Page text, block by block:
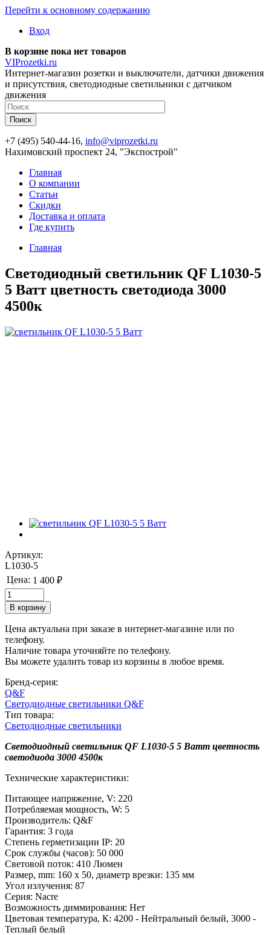
Перейти к основному содержанию
Вход
В корзине пока нет товаров
VIProzetki.ru
Интернет-магазин розетки и выключатели, датчики движения
и присутствия, светодиодные светильники с датчиком
движения
+7 (495) 540-44-16, info@viprozetki.ru
Нахимовский проспект 24, "Экспострой"
Главная
О компании
Статьи
Скидки
Доставка и оплата
Где купить
Главная
Светодиодный светильник QF L1030-5
5 Ватт цветность светодиода 3000
4500к
Артикул:
L1030-5
Цена: 1 400 ₽
Цена актуальна при заказе в интернет-магазине или по
телефону.
Наличие товара уточняйте по телефону.
Вы можете удалить товар из корзины в любое время.
Бренд-серия:
Q&F
Светодиодные светильники Q&F
Тип товара:
Светодиодные светильники
Светодиодный светильник QF L1030-5 5 Ватт цветность
светодиода 3000 4500к
Технические характеристики:
Питающее напряжение, V: 220
Потребляемая мощность, W: 5
Производитель: Q&F
Гарантия: 3 года
Степень герметизации IP: 20
Срок службы (часов): 50 000
Световой поток: 410 Люмен
Размер, mm: 160 х 50, диаметр врезки: 135 мм
Угол излучения: 87
Серия: Nacre
Возможность диммирования: Нет
Цветовая температура, К: 4200 - Нейтральный белый, 3000 -
Теплый белый